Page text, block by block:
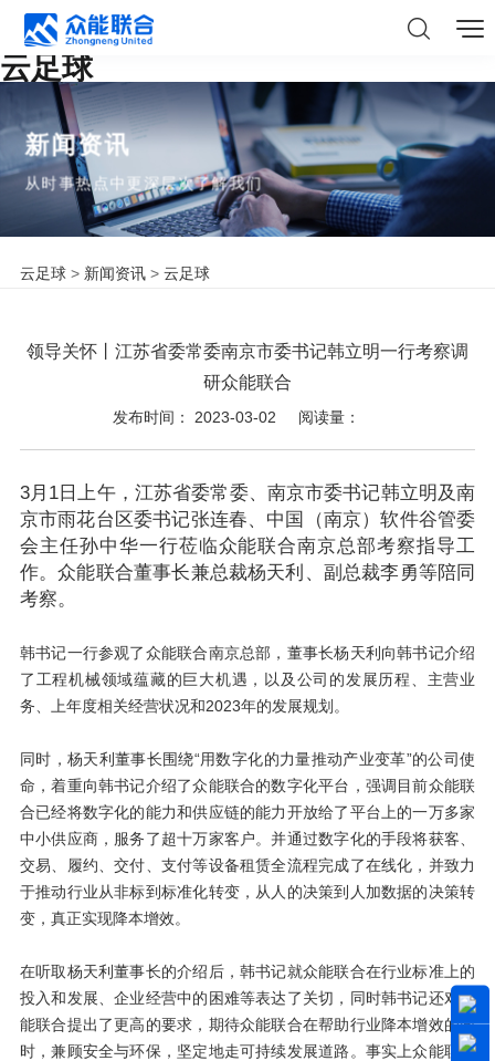
云足球
新闻资讯
从时事热点中更深层次了解我们
云足球> 新闻资讯> 云足球
领导关怀丨江苏省委常委南京市委书记韩立明一行考察调
研众能联合
发布时间： 2023-03-02 阅读量：
3月1日上午，江苏省委常委、南京市委书记韩立明及南
京市雨花台区委书记张连春、中国（南京）软件谷管委
会主任孙中华一行莅临众能联合南京总部考察指导工
作。众能联合董事长兼总裁杨天利、副总裁李勇等陪同
考察。
韩书记一行参观了众能联合南京总部，董事长杨天利向韩书记介绍
了工程机械领域蕴藏的巨大机遇，以及公司的发展历程、主营业
务、上年度相关经营状况和2023年的发展规划。
同时，杨天利董事长围绕“用数字化的力量推动产业变革”的公司使
命，着重向韩书记介绍了众能联合的数字化平台，强调目前众能联
合已经将数字化的能力和供应链的能力开放给了平台上的一万多家
中小供应商，服务了超十万家客户。并通过数字化的手段将获客、
交易、履约、交付、支付等设备租赁全流程完成了在线化，并致力
于推动行业从非标到标准化转变，从人的决策到人加数据的决策转
变，真正实现降本增效。
在听取杨天利董事长的介绍后，韩书记就众能联合在行业标准上的
投入和发展、企业经营中的困难等表达了关切，同时韩书记还对众
能联合提出了更高的要求，期待众能联合在帮助行业降本增效的同
时，兼顾安全与环保，坚定地走可持续发展道路。事实上众能联合